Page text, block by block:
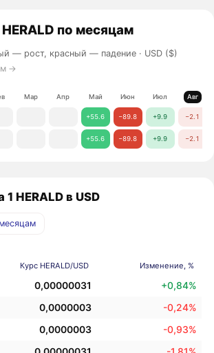
HERALD по месяцам
— рост, красный — падение · USD ($)
→
Мар Апр Май Июн Июл Авг
+55.6 −89.8 +9.9 −2.1
+55.6 −89.8 +9.9 −2.1
HERALD в USD
Курс HERALD/USD Изменение, %
0,00000031 +0,84%
0,0000003 -0,24%
0,0000003 -0,93%